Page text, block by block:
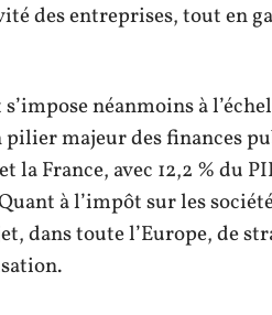
des entreprises, tout en
néanmoins à
majeur des finances
la France, avec 12,2 % du
à l’impôt sur les
dans toute l’Europe, de